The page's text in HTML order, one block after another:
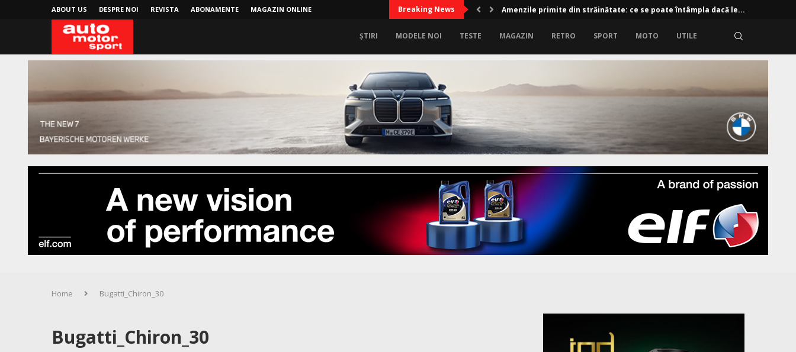
ABOUT US DESPRE NOI REVISTA ABONAMENTE MAGAZIN ONLINE Breaking News Amenzile primite din străinătate: ce se poate întâmpla dacă le...
ȘTIRI MODELE NOI TESTE MAGAZIN RETRO SPORT MOTO UTILE
Home Bugatti_Chiron_30
Bugatti_Chiron_30